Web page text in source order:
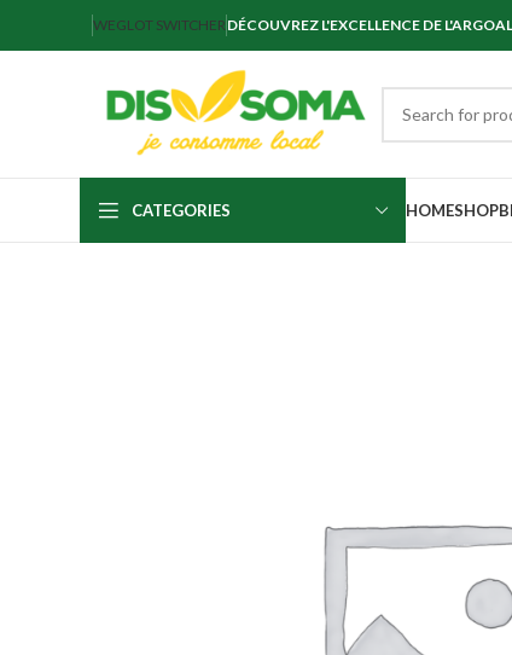
WEGLOT SWITCHER DÉCOUVREZ L'EXCELLENCE DE
CATEGORIES HOMESHOP